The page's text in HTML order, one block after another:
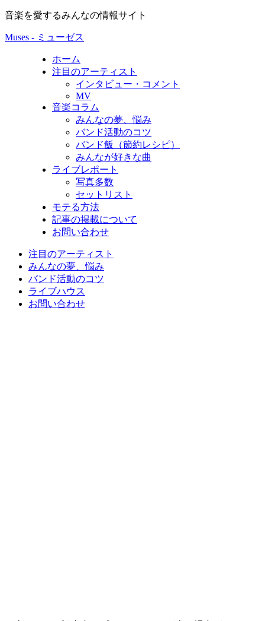
音楽を愛するみんなの情報サイト
Muses - ミューゼス
ホーム
注目のアーティスト
インタビュー・コメント
MV
音楽コラム
みんなの夢、悩み
バンド活動のコツ
バンド飯（節約レシピ）
みんなが好きな曲
ライブレポート
写真多数
セットリスト
モテる方法
記事の掲載について
お問い合わせ
注目のアーティスト
みんなの夢、悩み
バンド活動のコツ
ライブハウス
お問い合わせ